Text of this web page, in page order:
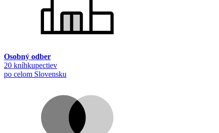
Osobný odber
20 kníhkupectiev
po celom Slovensku